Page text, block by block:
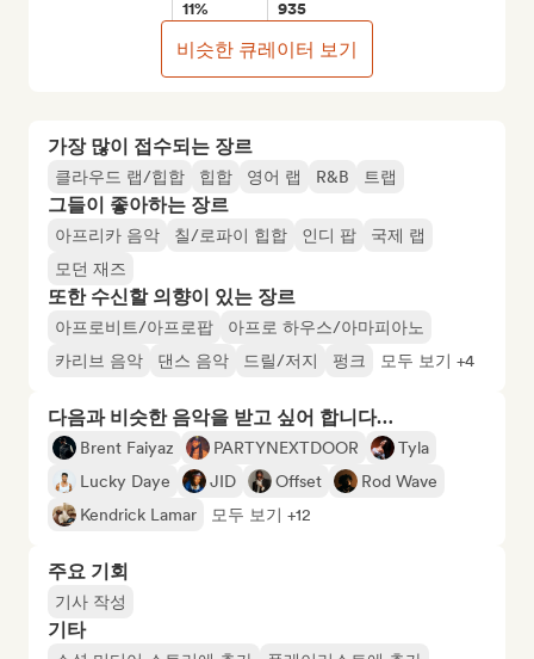
가장 많이 접수되는 장르
클라우드 랩/힙합 힙합 영어 랩 R&B 트랩
그들이 좋아하는 장르
아프리카 음악 칠/로파이 힙합 인디 팝
국제 랩
모던 재즈
또한 수신할 의향이 있는 장르
아프로비트/아프로팝
아프로 하우스/아마피아노
카리브 음악
댄스 음악 드릴/저지 펑크 모두 보기 +4
다음과 비슷한 음악을 받고 싶어 합니다…
Brent Faiyaz PARTYNEXTDOOR
Tyla
Lucky Daye
JID Offset
Rod Wave
Kendrick Lamar
모두 보기 +12
주요 기회
기사 작성
기타
11% 935
비슷한 큐레이터 보기